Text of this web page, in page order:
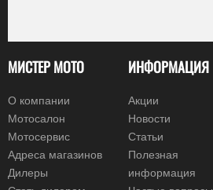
МИСТЕР МОТО
О компании
Мотосалон
Мотосервис
Адреса магазинов
Дилеры
ИНФОРМАЦИЯ
Акции
Новости
Статьи
Полезная
информация